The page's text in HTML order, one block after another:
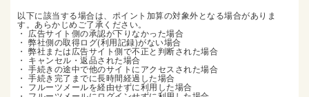
以下に該当する場合は、ポイント加算の対象外となる場合がありま
す。あらかじめご了承ください。
・ 広告サイト側の承認が下りなかった場合
・ 弊社側の取得ログ(利用記録)がない場合
・ 弊社または広告サイト側で不正と判断された場合
・ キャンセル・返品された場合
・ 手続きの途中で他のサイトにアクセスされた場合
・ 手続き完了までに長時間経過した場合
・ フルーツメールを経由せずに利用した場合